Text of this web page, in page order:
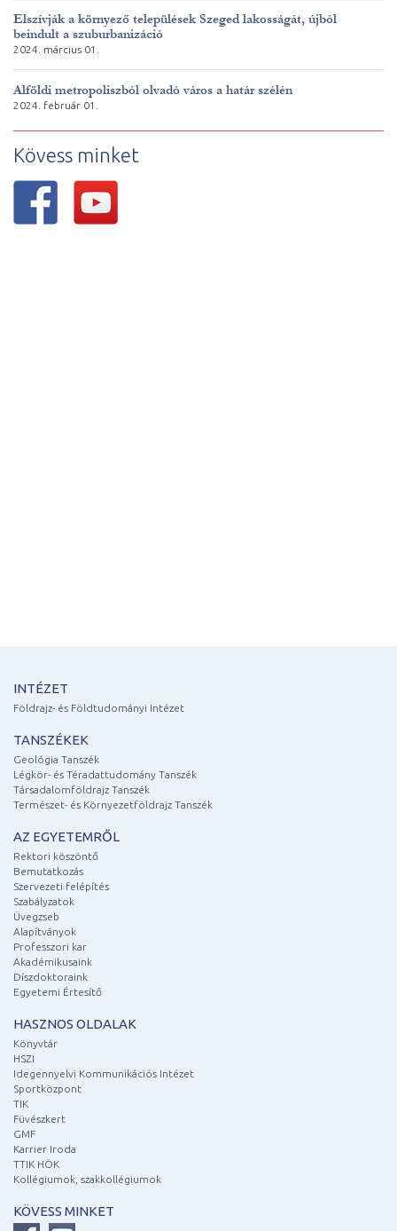
Elszívják a környező települések Szeged lakosságát, újból
beindult a szuburbanizáció
2024. március 01.
Alföldi metropoliszból olvadó város a határ szélén
2024. február 01.
Kövess minket
INTÉZET
Földrajz- és Földtudományi Intézet
TANSZÉKEK
Geológia Tanszék
Légkör- és Téradattudomány Tanszék
Társadalomföldrajz Tanszék
Természet- és Környezetföldrajz Tanszék
AZ EGYETEMRŐL
Rektori köszöntő
Bemutatkozás
Szervezeti felépítés
Szabályzatok
Üvegzseb
Alapítványok
Professzori kar
Akadémikusaink
Díszdoktoraink
Egyetemi Értesítő
HASZNOS OLDALAK
Könyvtár
HSZI
Idegennyelvi Kommunikációs Intézet
Sportközpont
TIK
Füvészkert
GMF
Karrier Iroda
TTIK HÖK
Kollégiumok, szakkollégiumok
KÖVESS MINKET